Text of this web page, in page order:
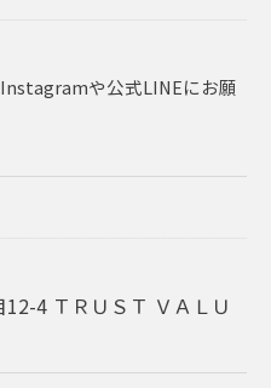
や公式LINEにお願
4 ＴＲＵＳＴ ＶＡＬＵ